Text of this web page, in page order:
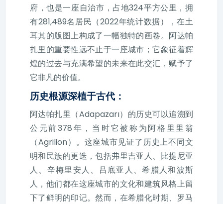
府，也是一座自治市，占地324平方公里，拥
有281,489名居民（2022年统计数据），在土
耳其的版图上构成了一幅独特的画卷。阿达帕
扎里的重要性远不止于一座城市；它象征着辉
煌的过去与充满希望的未来在此交汇，赋予了
它非凡的价值。
历史根源深植于古代：
阿达帕扎里（Adapazarı）的历史可以追溯到
公元前378年，当时它被称为阿格里里翁
（Agrilion）。这座城市见证了历史上不同文
明和民族的更迭，包括弗里吉亚人、比提尼亚
人、辛梅里安人、吕底亚人、希腊人和波斯
人，他们都在这座城市的文化和建筑风格上留
下了鲜明的印记。然而，在希腊化时期、罗马